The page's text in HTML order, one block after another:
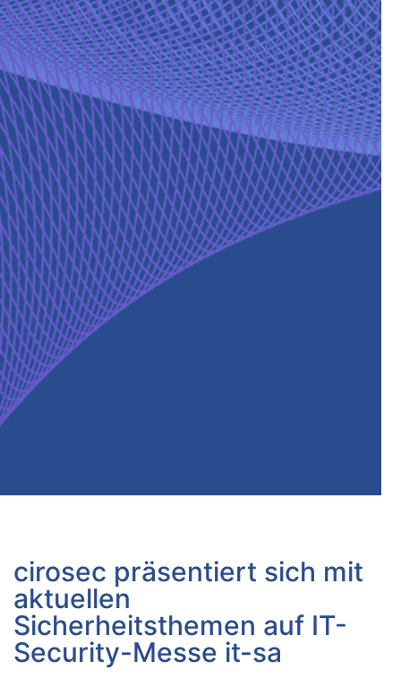
cirosec präsentiert sich mit
aktuellen
Sicherheitsthemen auf IT-
Security-Messe it-sa